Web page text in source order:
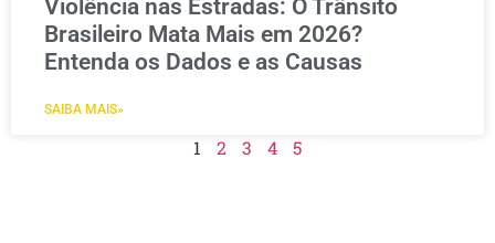
Violência nas Estradas: O Trânsito
Brasileiro Mata Mais em 2026?
Entenda os Dados e as Causas
SAIBA MAIS»
1 2 3 4 5